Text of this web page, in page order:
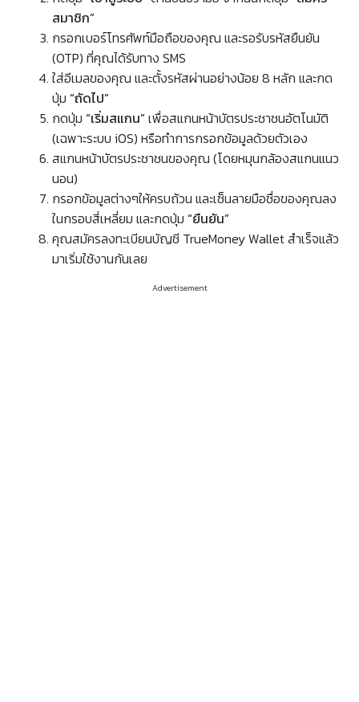
สมาชิก”
กรอกเบอร์โทรศัพท์มือถือของคุณ และรอรับรหัสยืนยัน
(OTP) ที่คุณได้รับทาง SMS
ใส่อีเมลของคุณ และตั้งรหัสผ่านอย่างน้อย 8 หลัก และกด
ปุ่ม “ถัดไป”
กดปุ่ม “เริ่มสแกน”เพื่อสแกนหน้าบัตรประชาชนอัตโนมัติ
(เฉพาะระบบ iOS) หรือทำการกรอกข้อมูลด้วยตัวเอง
สแกนหน้าบัตรประชาชนของคุณ (โดยหมุนกล้องสแกนแนว
นอน)
กรอกข้อมูลต่างๆให้ครบถ้วน และเซ็นลายมือชื่อของคุณลง
ในกรอบสี่เหลี่ยม และกดปุ่ม “ยืนยัน”
คุณสมัครลงทะเบียนบัญชี TrueMoney Wallet สำเร็จแล้ว
มาเริ่มใช้งานกันเลย
Advertisement